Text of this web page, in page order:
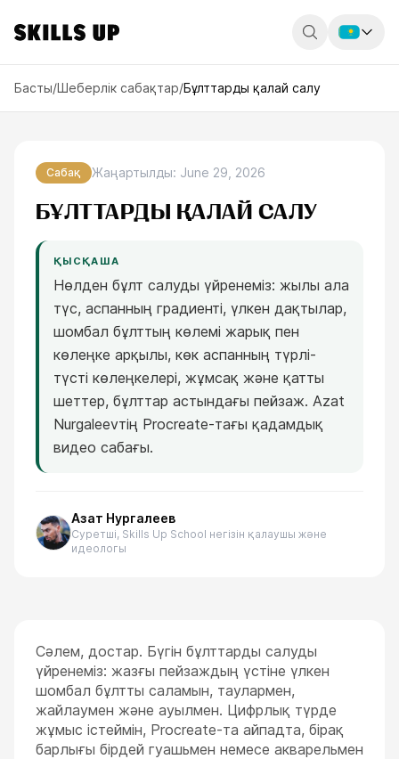
Беларусь
Басты/Шеберлік сабақтар/Бұлттарды қалай салу
Сабақ Жаңартылды: June 29, 2026
БҰЛТТАРДЫ ҚАЛАЙ САЛУ
ҚЫСҚАША
Нөлден бұлт салуды үйренеміз: жылы ала
түс, аспанның градиенті, үлкен дақтылар,
шомбал бұлттың көлемі жарық пен
көлеңке арқылы, көк аспанның түрлі-
түсті көлеңкелері, жұмсақ және қатты
шеттер, бұлттар астындағы пейзаж. Azat
Nurgaleevтің Procreate-тағы қадамдық
видео сабағы.
Азат Нургалеев
Суретші, Skills Up School негізін қалаушы және
идеологы
Сәлем, достар. Бүгін бұлттарды салуды
үйренеміз: жазғы пейзаждың үстіне үлкен
шомбал бұлтты саламын, таулармен,
жайлаумен және ауылмен. Цифрлық түрде
жұмыс істеймін, Procreate-та айпадта, бірақ
барлығы бірдей гуашьмен немесе акварельмен